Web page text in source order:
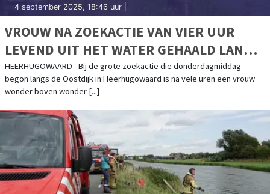
4 september 2025, 18:46 uur
VROUW NA ZOEKACTIE VAN VIER UUR
LEVEND UIT HET WATER GEHAALD LANGS
OOSTDIJK
HEERHUGOWAARD - Bij de grote zoekactie die donderdagmiddag
begon langs de Oostdijk in Heerhugowaard is na vele uren een vrouw
wonder boven wonder [...]